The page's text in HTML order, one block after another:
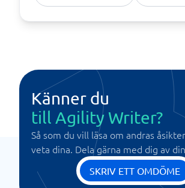
Känner du
till Agility Writer?
Så som du vill läsa om andras
veta dina. Dela gärna med dig av
SKRIV ETT OMDÖME